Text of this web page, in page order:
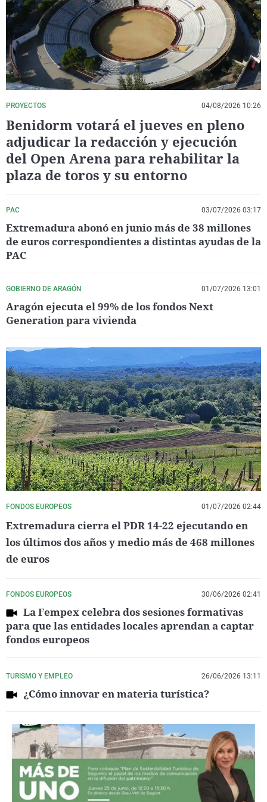
La rosa de los vientos
Gente viajera
Como el perro y el
Caso
Retornados
Equipo de
Operación Viuda
Extremadura
Galicia
La Rioja
Navarra
País Vasco
Virales
Televisión
Elecciones
PROYECTOS 04/08/2026 10:26
Benidorm votará el jueves en pleno
adjudicar la redacción y ejecución
del Open Arena para rehabilitar la
plaza de toros y su entorno
PAC 03/07/2026 03:17
Extremadura abonó en junio más de 38 millones
de euros correspondientes a distintas ayudas de la
PAC
GOBIERNO DE ARAGÓN 01/07/2026 13:01
Aragón ejecuta el 99% de los fondos Next
Generation para vivienda
FONDOS EUROPEOS 01/07/2026 02:44
Extremadura cierra el PDR 14-22 ejecutando en
los últimos dos años y medio más de 468 millones
de euros
FONDOS EUROPEOS 30/06/2026 02:41
La Fempex celebra dos sesiones formativas
para que las entidades locales aprendan a captar
fondos europeos
TURISMO Y EMPLEO 26/06/2026 13:11
¿Cómo innovar en materia turística?